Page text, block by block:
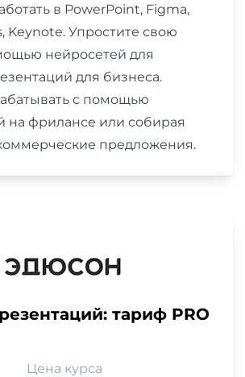
в PowerPoint, Figma,
Keynote. Упростите свою
нейросетей для
для бизнеса.
с помощью
на фрилансе или собирая
предложения.
тариф PRO
Цена курса